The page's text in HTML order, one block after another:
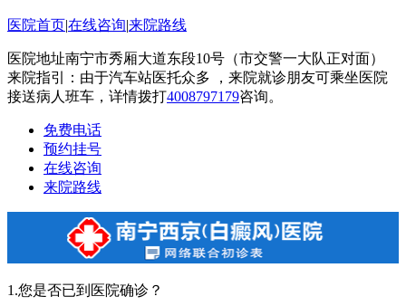
医院首页|在线咨询|来院路线
医院地址南宁市秀厢大道东段10号（市交警一大队正对面）
来院指引：由于汽车站医托众多 ，来院就诊朋友可乘坐医院
接送病人班车，详情拨打4008797179咨询。
免费电话
预约挂号
在线咨询
来院路线
1.您是否已到医院确诊？